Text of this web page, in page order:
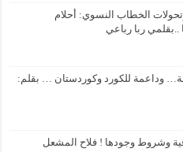
الخطاب النسوي: أحلام
ربا رباعي
وداعمة للكورد وكوردستان … بقلم:
وشروط وجودها ! فلاح المشعل